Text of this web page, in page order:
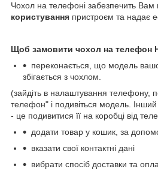
Чохол на телефоні забезпечить Вам
користування пристроєм та надає
Щоб замовити чохол на телефон
переконається, що модель
збігається з чохлом.
(зайдіть в налаштування телефону,
телефон" і подивіться модель.
- це подивитися її на коробці від
додати товар у кошик, за
вказати свої контактні дані
вибрати спосіб доставки та